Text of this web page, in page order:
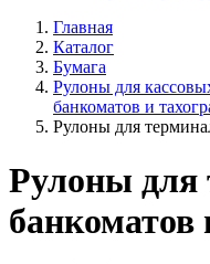
Главная
Каталог
Бумага
Рулоны для
банкоматов и
Рулоны для
Рулоны для
банкоматов